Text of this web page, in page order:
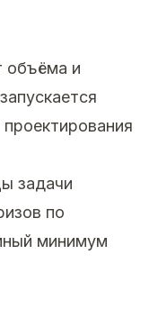
объёма и
задачи
по
минимум